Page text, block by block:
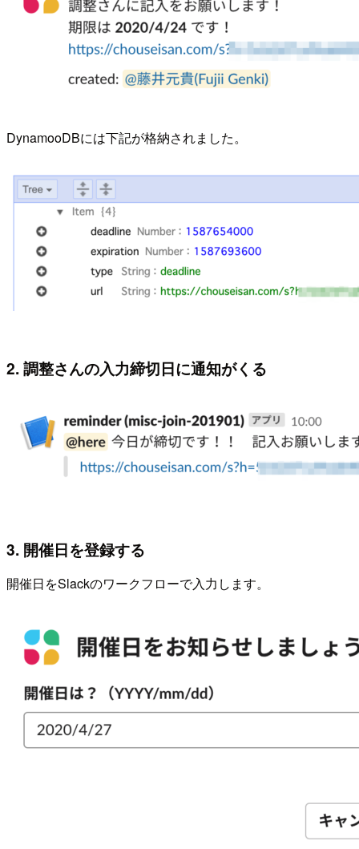
DynamooDBには下記が格納されました。
2. 調整さんの入力締切日に通知がくる
3. 開催日を登録する
開催日をSlackのワークフローで入力します。